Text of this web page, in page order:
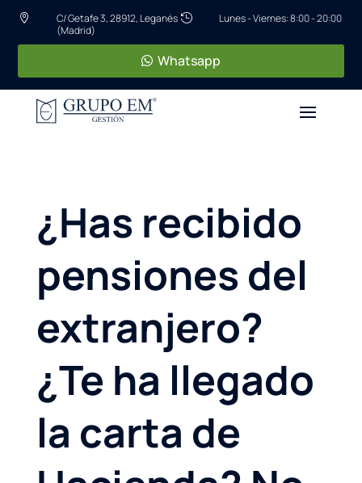

C/ Getafe 3, 28912, Leganés
(Madrid)
 Lunes - Viernes: 8:00 - 20:00
Whatsapp
¿Has recibido
pensiones del
extranjero?
¿Te ha llegado
la carta de